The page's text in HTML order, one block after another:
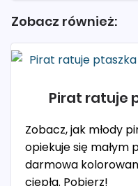
Zobacz również:
Pirat ratuje
Zobacz, jak młody
opiekuje się małym
darmowa
ciepła. Pobierz!